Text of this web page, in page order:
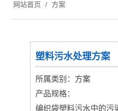
网站首页 / 方案
塑料污水处理方案
所属类别：方案
产品规格：
编织袋塑料污水中的污